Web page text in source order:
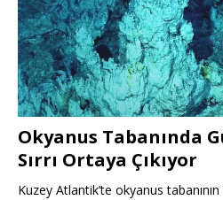
Okyanus Tabanında
Sırrı Ortaya Çıkıyor
Kuzey Atlantik’te okyanus